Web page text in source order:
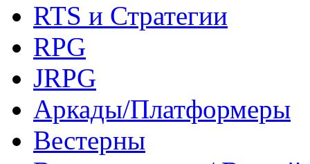
RTS и Стратегии
RPG
JRPG
Аркады/Платформеры
Вестерны